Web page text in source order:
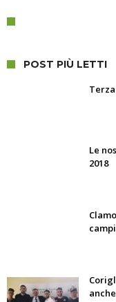
POST PIÙ LETTI
Le
2018